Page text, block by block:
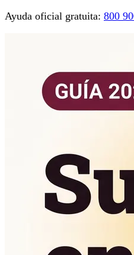
Ayuda oficial gratuita: 800